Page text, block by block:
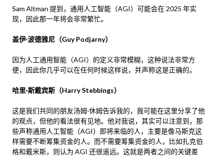
Sam Altman 提到，通用人工智能（AGI）可能会在 2025 年实
现，因此那一年将会非常繁忙。
盖伊·波德雅尼（Guy Podjarny）
因为人工通用智能（AGI）的定义非常模糊，这种说法非常方
便，因此你几乎可以在任何时候这样说，并声称这是正确的。
哈里·斯戴宾斯（Harry Stebbings）
这是我们共同的朋友汤姆·休姆告诉我的，我可能在这里分享了他
的观点，但他的看法很有见地。他对我说，其实可以注意到，那
些声称通用人工智能（AGI）即将来临的人，主要是像马斯克这
样需要不断筹集资金的人。而不需要筹集资金的人，比如扎克伯
格和戴米斯，则认为 AGI 还很遥远。这就是两者之间的关键差